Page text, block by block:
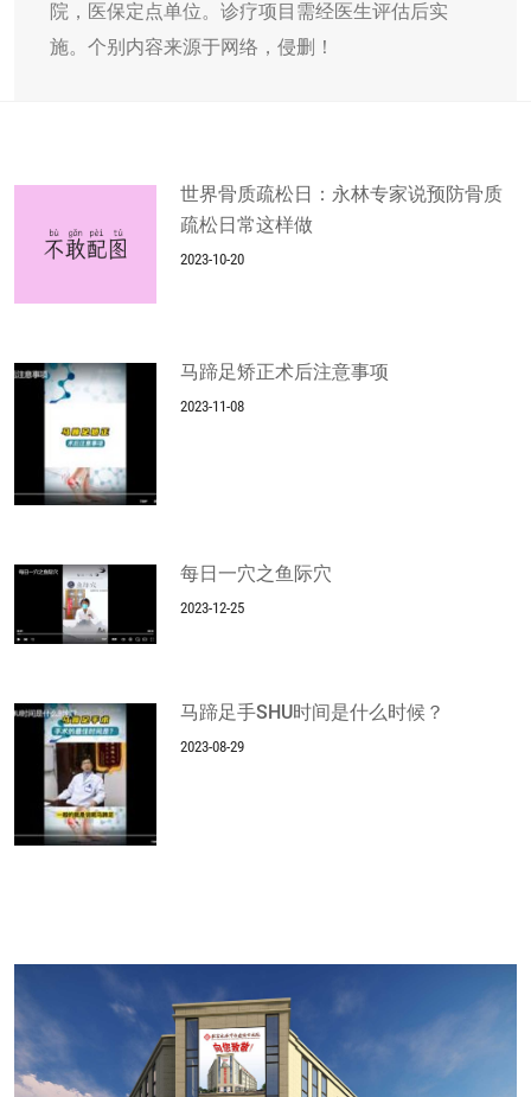
院，医保定点单位。诊疗项目需经医生评估后实
施。个别内容来源于网络，侵删！
世界骨质疏松日：永林专家说预防骨质
疏松日常这样做
2023-10-20
马蹄足矫正术后注意事项
2023-11-08
每日一穴之鱼际穴
2023-12-25
马蹄足手SHU时间是什么时候？
2023-08-29